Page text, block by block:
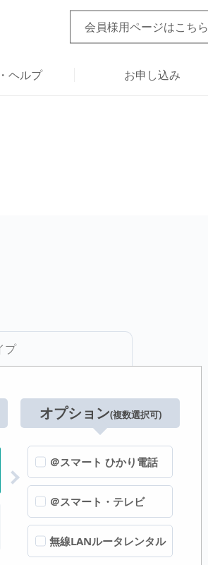
会員様用ページはこちら
ヘルプ お申し込み
プ
オプション(複数選択可)
＠スマート ひかり電話
＠スマート・テレビ
無線LANルータレンタル